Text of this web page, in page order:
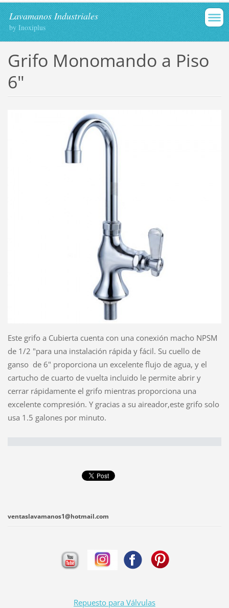
Lavamanos Industriales
by Inoxiplus
Grifo Monomando a Piso
6"
Este grifo a Cubierta cuenta con una conexión macho NPSM
de 1/2 "para una instalación rápida y fácil. Su cuello de
ganso de 6" proporciona un excelente flujo de agua, y el
cartucho de cuarto de vuelta incluido le permite abrir y
cerrar rápidamente el grifo mientras proporciona una
excelente compresión. Y gracias a su aireador,este grifo solo
usa 1.5 galones por minuto.
ventaslavamanos1@hotmail.com
Repuesto para Válvulas